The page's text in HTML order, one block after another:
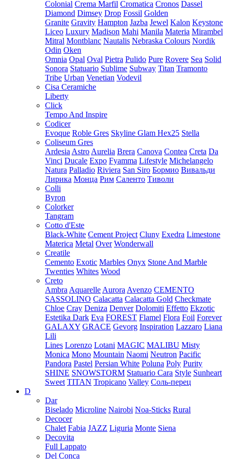
Colonial Crema Marfil Cromatica Cronos Dassel
Diamond Dimsey Drop Fossil Golden
Granite Gravity Hampton Jazba Jewel Kalon Keystone
Liceo Luxury Madison Mahi Manila Materia Mirambel
Mitral Montblanc Nautalis Nebraska Colours Nordik
Odin Oken
Omnia Opal Oval Pietra Pulido Pure Rovere Sea Solid
Sonora Statuario Sublime Subway Titan Tramonto
Tribe Urban Venetian Vodevil
Cisa Ceramiche
Liberty
Click
Tempo And Inspire
Codicer
Evoque Roble Gres Skyline Glam Hex25 Stella
Coliseum Gres
Ardesia Astro Aurelia Brera Canova Contea Creta Da
Vinci Ducale Expo Fyamma Lifestyle Michelangelo
Natura Palladio Riviera San Siro Бормио Вивальди
Лирика Монца Рим Саленто Тиволи
Colli
Byron
Colorker
Tangram
Cotto d'Este
Black-White Cement Project Cluny Exedra Limestone
Materica Metal Over Wonderwall
Creatile
Cemento Exotic Marbles Onyx Stone And Marble
Twenties Whites Wood
Creto
Ambra Aquarelle Aurora Avenzo CEMENTO
SASSOLINO Calacatta Calacatta Gold Checkmate
Chloe Cray Deniza Denver Dolomiti Effetto Ekzotic
Estetika Dark Eva FOREST Flamel Flora Foil Forever
GALAXY GRACE Gevorg Inspiration Lazzaro Liana
Lili
Lines Lorenzo Lotani MAGIC MALIBU Misty
Monica Mono Mountain Naomi Neutron Pacific
Pandora Pastel Persian White Poluna Poly Purity
SHINE SNOWSTORM Statuario Cara Style Sunheart
Sweet TITAN Tropicano Valley Соль-перец
D
Dar
Biselado Microline Nairobi Noa-Sticks Rural
Decocer
Chalet Fabia JAZZ Liguria Monte Siena
Decovita
Full Lappato
Del Conca